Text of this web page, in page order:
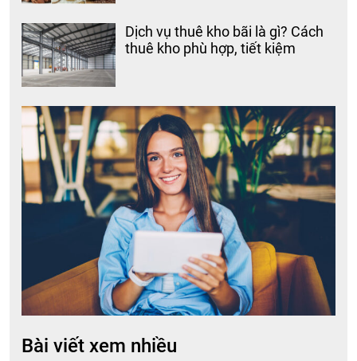
Dịch vụ thuê kho bãi là gì? Cách
thuê kho phù hợp, tiết kiệm
Bài viết xem nhiều